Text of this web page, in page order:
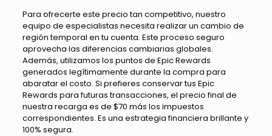
Para ofrecerte este precio tan competitivo, nuestro
equipo de especialistas necesita realizar un cambio de
región temporal en tu cuenta. Este proceso seguro
aprovecha las diferencias cambiarias globales.
Además, utilizamos los puntos de Epic Rewards
generados legítimamente durante la compra para
abaratar el costo. Si prefieres conservar tus Epic
Rewards para futuras transacciones, el precio final de
nuestra recarga es de $70 más los impuestos
correspondientes. Es una estrategia financiera brillante y
100% segura.